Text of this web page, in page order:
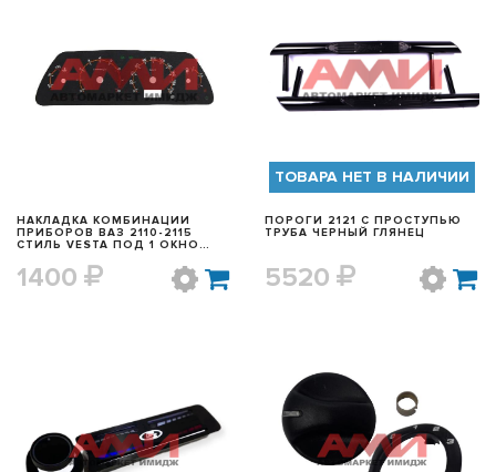
БЫСТРЫЙ ПРОСМОТР
НАКЛАДКА КОМБИНАЦИИ
ПРИБОРОВ ВАЗ 2110-2115
СТИЛЬ VESTA ПОД 1 ОКНО
1400
БЫСТРЫЙ ПРОСМОТР
ТОВАРА НЕТ В НАЛИЧИИ
ПОРОГИ 2121 С ПРОСТУПЬЮ
ТРУБА ЧЕРНЫЙ ГЛЯНЕЦ
5520
БЫСТРЫЙ ПРОСМОТР БЫСТРЫЙ ПРОСМОТР